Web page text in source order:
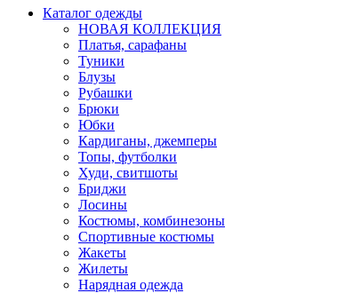
Каталог одежды
НОВАЯ КОЛЛЕКЦИЯ
Платья, сарафаны
Туники
Блузы
Рубашки
Брюки
Юбки
Кардиганы, джемперы
Топы, футболки
Худи, свитшоты
Бриджи
Лосины
Костюмы, комбинезоны
Спортивные костюмы
Жакеты
Жилеты
Нарядная одежда